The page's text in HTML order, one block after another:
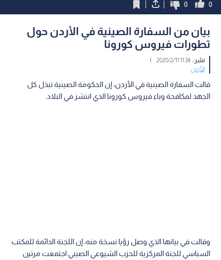
0
0
بيان من السفارة الصينية في الأردن حول
تطورات فيروس كورونا
نشر :11:34 2020/2/11
|
الأردن
قالت السفارة الصينية في الأردن، إن الحكومة الصينية تبذل كل
الجهد لمكافحة وباء فيروس كورونا الذي انتشر في البلاد.
وقالت في بيانها الذي وصل رؤيا نسخة منه، إن اللجنة الدائمة للمكتب
السياسي للجنة المركزية للحزب الشيوعي الصيني اجتمعت مرتين